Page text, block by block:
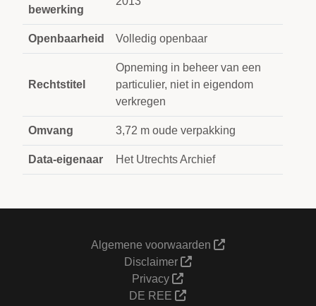
bewerking
Openbaarheid Volledig openbaar
Rechtstitel
Opneming in beheer van een
particulier, niet in eigendom
verkregen
Omvang 3,72 m oude verpakking
Data-eigenaar Het Utrechts Archief
Algemene voorwaarden
Disclaimer
Privacy
DE REE